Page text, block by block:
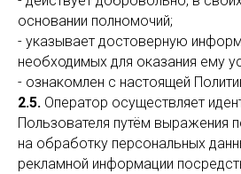
основании полномочий;
- указывает достоверную
необходимых для оказания ему
- ознакомлен с настоящей
2.5. Оператор осуществляет
Пользователя путём выражения
на обработку персональных
рекламной информации